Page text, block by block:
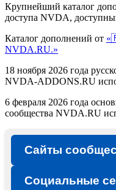
Крупнейший каталог
доступа NVDA,
Каталог дополнений от
NVDA.RU.»
18 ноября 2026 года
NVDA-ADDONS.RU
6 февраля 2026 года
сообщества NVDA.RU
Сайты
Социальные